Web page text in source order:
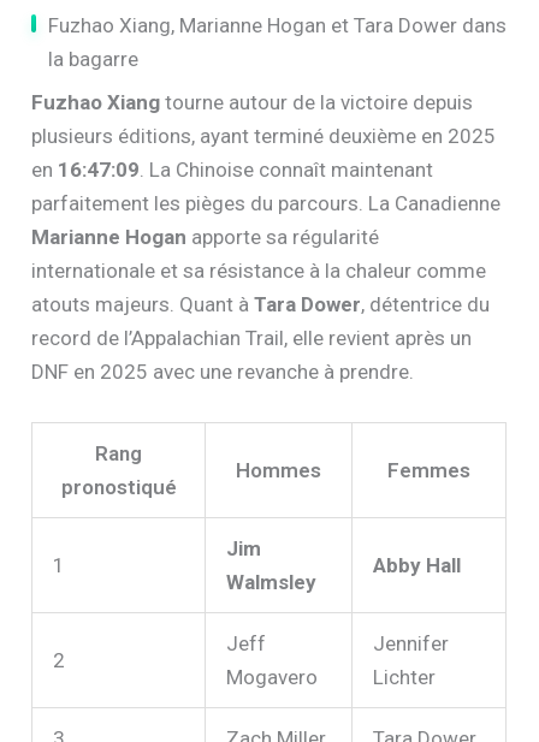
Fuzhao Xiang, Marianne Hogan et Tara Dower dans
la bagarre
Fuzhao Xiang tourne autour de la victoire depuis
plusieurs éditions, ayant terminé deuxième en 2025
en 16:47:09. La Chinoise connaît maintenant
parfaitement les pièges du parcours. La Canadienne
Marianne Hogan apporte sa régularité
internationale et sa résistance à la chaleur comme
atouts majeurs. Quant àTara Dower, détentrice du
record de l’Appalachian Trail, elle revient après un
DNF en 2025 avec une revanche à prendre.
Rang
pronostiqué
Hommes Femmes
1
Jim
Walmsley
Abby Hall
2
Jeff
Mogavero
Jennifer
Lichter